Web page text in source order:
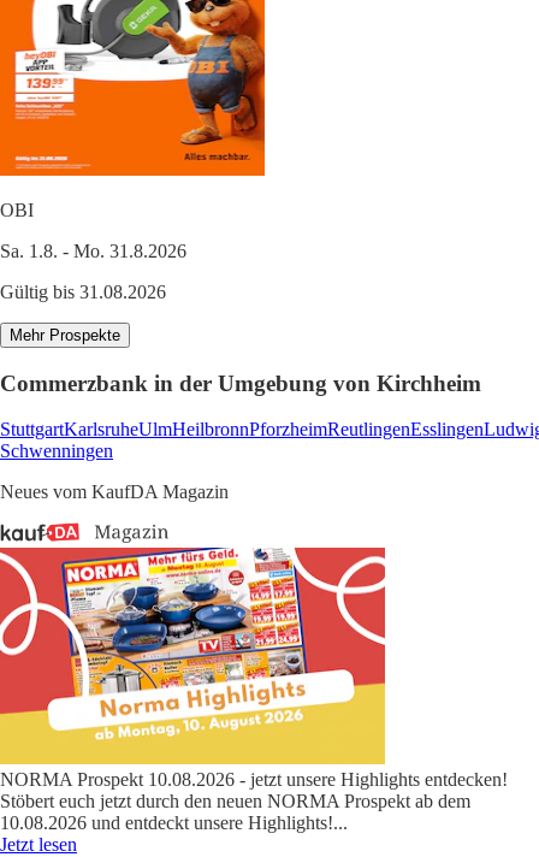
OBI
Sa. 1.8. - Mo. 31.8.2026
Gültig bis 31.08.2026
Mehr Prospekte
Commerzbank in der Umgebung von Kirchheim
StuttgartKarlsruheUlmHeilbronnPforzheimReutlingenEsslingen
Schwenningen
Neues vom KaufDA Magazin
NORMA Prospekt 10.08.2026 - jetzt unsere Highlights entdecken!
Stöbert euch jetzt durch den neuen NORMA Prospekt ab dem
10.08.2026 und entdeckt unsere Highlights!...
Jetzt lesen